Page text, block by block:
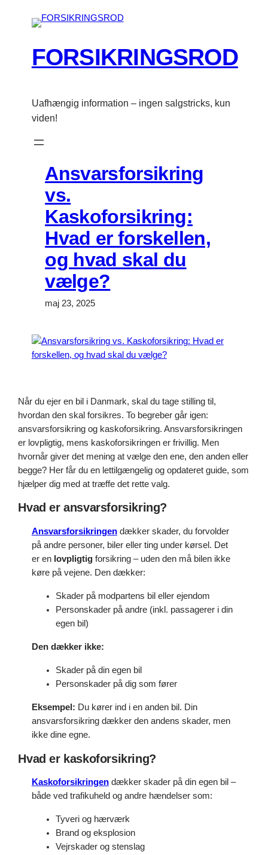
FORSIKRINGSROD
Uafhængig information – ingen salgstricks, kun
viden!
Ansvarsforsikring
vs.
Kaskoforsikring:
Hvad er forskellen,
og hvad skal du
vælge?
maj 23, 2025
Når du ejer en bil i Danmark, skal du tage stilling til,
hvordan den skal forsikres. To begreber går igen:
ansvarsforsikring og kaskoforsikring. Ansvarsforsikringen
er lovpligtig, mens kaskoforsikringen er frivillig. Men
hvornår giver det mening at vælge den ene, den anden eller
begge? Her får du en lettilgængelig og opdateret guide, som
hjælper dig med at træffe det rette valg.
Hvad er ansvarsforsikring?
Ansvarsforsikringendækker skader, du forvolder
på andre personer, biler eller ting under kørsel. Det
er en lovpligtigforsikring – uden den må bilen ikke
køre på vejene. Den dækker:
Skader på modpartens bil eller ejendom
Personskader på andre (inkl. passagerer i din
egen bil)
Den dækker ikke:
Skader på din egen bil
Personskader på dig som fører
Eksempel: Du kører ind i en anden bil. Din
ansvarsforsikring dækker den andens skader, men
ikke dine egne.
Hvad er kaskoforsikring?
Kaskoforsikringendækker skader på din egen bil –
både ved trafikuheld og andre hændelser som:
Tyveri og hærværk
Brand og eksplosion
Vejrskader og stenslag